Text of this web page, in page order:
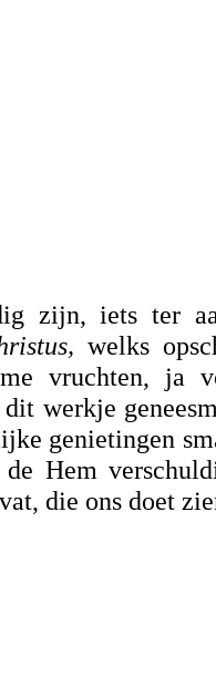
zijn, iets ter
welks
vruchten, ja
werkje
genietingen
Hem
die ons doet